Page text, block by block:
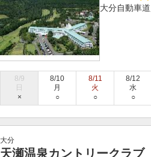
大分自動車
8/9
日
×
8/10
月
○
8/11
火
○
8/12
水
○
大分
天瀬温泉カントリークラブ